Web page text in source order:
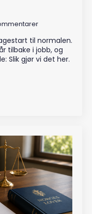
til normalen.
tilbake i jobb, og
Slik gjør vi det her.